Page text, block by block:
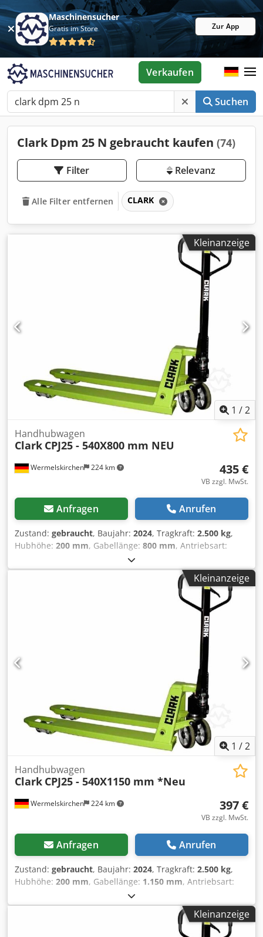
Maschinensucher
Gratis im Store Zur App
Suchen
Verkaufen
Clark Dpm 25 N gebraucht kaufen (74)
Filter Relevanz
Alle Filter entfernen CLARK
Kleinanzeige
1 /2
Wermelskirchen 224 km
Handhubwagen
Clark CPJ25 - 540X800 mm NEU
435 €
VB zzgl. MwSt.
Anfragen Anrufen
Zustand: gebraucht, Baujahr: 2024, Tragkraft: 2.500 kg,
Hubhöhe: 200 mm, Gabellänge: 800 mm, Antriebsart:
, Handhubwagen Masttyp: Keiner Bereifung
vorne Typ: Polyurethan Bereifung vorne Zustand: 80 -
100% Bereifung hinten Typ: Polyurethan Bereifung hinten
Zustand: 80 - 100% Lastschwerpunkt: 600 mm Lastabstand:
934 mm Radstand: 1165 mm Räder: Lenkrolle Gummi
Kleinanzeige
1 /2
Wermelskirchen 224 km
Handhubwagen
Clark CPJ25 - 540X1150 mm *Neu
397 €
VB zzgl. MwSt.
Anfragen Anrufen
Zustand: gebraucht, Baujahr: 2024, Tragkraft: 2.500 kg,
Hubhöhe: 200 mm, Gabellänge: 1.150 mm, Antriebsart:
, Handhubwagen Gabelbreite: 540 mm
Masttyp: Keiner Bereifung vorne Typ: Polyurethan
Bereifung vorne Zustand: 80 - 100% Bereifung hinten Typ:
Polyurethan Dcodpoxfydkofx Apmek Bereifung hinten
Kleinanzeige